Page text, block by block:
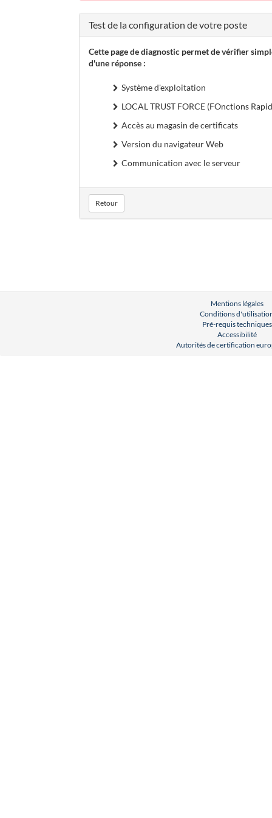
Test de la configuration de votre poste
Cette page de diagnostic permet de vérifier
d'une réponse :
Système d'exploitation
LOCAL TRUST FORCE (FOnctions
Accès au magasin de certificats
Version du navigateur Web
Communication avec le serveur
Retour
Mentions légales
Conditions
Pré-requis techniques
Accessibilité
Autorités de certification